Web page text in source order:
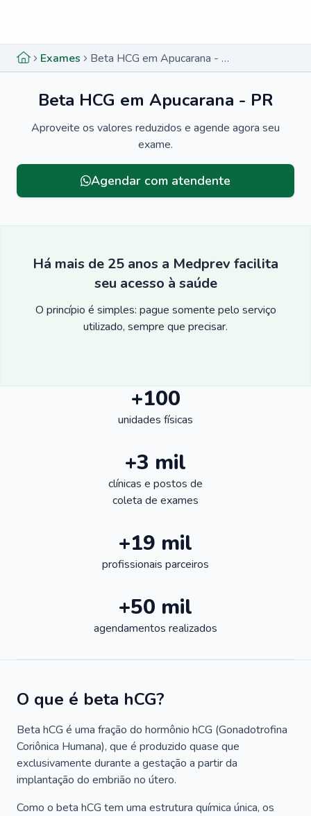
Exames Beta HCG em Apucarana - PR
Beta HCG em Apucarana - PR
Aproveite os valores reduzidos e agende agora seu
exame.
Agendar com atendente
Há mais de 25 anos a Medprev facilita
seu acesso à saúde
O princípio é simples: pague somente pelo serviço
utilizado, sempre que precisar.
+100
unidades físicas
+3 mil
clínicas e postos de
coleta de exames
+19 mil
profissionais parceiros
+50 mil
agendamentos realizados
O que é beta hCG?
Beta hCG é uma fração do hormônio hCG (Gonadotrofina
Coriônica Humana), que é produzido quase que
exclusivamente durante a gestação a partir da
implantação do embrião no útero.
Como o beta hCG tem uma estrutura química única, os